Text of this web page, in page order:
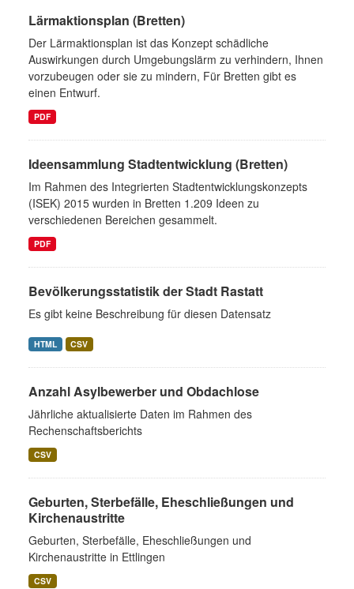
Lärmaktionsplan (Bretten)
Der Lärmaktionsplan ist das Konzept schädliche
Auswirkungen durch Umgebungslärm zu verhindern, Ihnen
vorzubeugen oder sie zu mindern, Für Bretten gibt es
einen Entwurf.
PDF
Ideensammlung Stadtentwicklung (Bretten)
Im Rahmen des Integrierten Stadtentwicklungskonzepts
(ISEK) 2015 wurden in Bretten 1.209 Ideen zu
verschiedenen Bereichen gesammelt.
PDF
Bevölkerungsstatistik der Stadt Rastatt
Es gibt keine Beschreibung für diesen Datensatz
HTML CSV
Anzahl Asylbewerber und Obdachlose
Jährliche aktualisierte Daten im Rahmen des
Rechenschaftsberichts
CSV
Geburten, Sterbefälle, Eheschließungen und
Kirchenaustritte
Geburten, Sterbefälle, Eheschließungen und
Kirchenaustritte in Ettlingen
CSV